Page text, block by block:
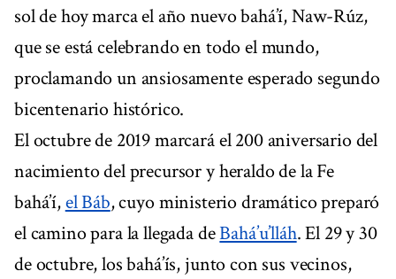
sol de hoy marca el año nuevo bahá’í, Naw-Rúz,
que se está celebrando en todo el mundo,
proclamando un ansiosamente esperado segundo
bicentenario histórico.
El octubre de 2019 marcará el 200 aniversario del
nacimiento del precursor y heraldo de la Fe
bahá’í,el Báb, cuyo ministerio dramático preparó
el camino para la llegada deBahá’u’lláh. El 29 y 30
de octubre, los bahá’ís, junto con sus vecinos,